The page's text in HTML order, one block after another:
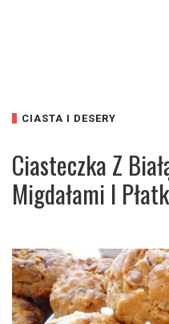
CIASTA I DESERY
Ciasteczka Z
Migdałami I